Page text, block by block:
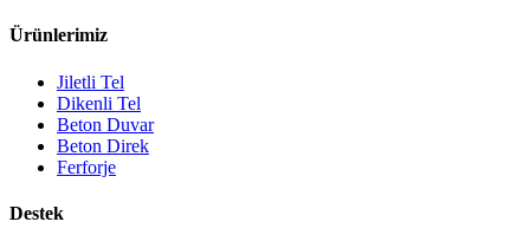
Ürünlerimiz
Jiletli Tel
Dikenli Tel
Beton Duvar
Beton Direk
Ferforje
Destek